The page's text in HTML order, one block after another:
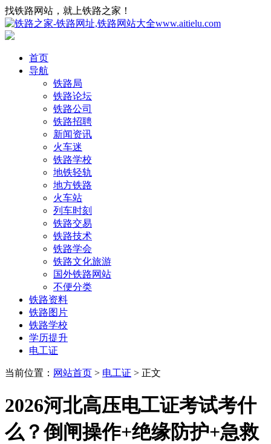
找铁路网站，就上铁路之家！
首页
导航
铁路局
铁路论坛
铁路公司
铁路招聘
新闻资讯
火车迷
铁路学校
地铁轻轨
地方铁路
火车站
列车时刻
铁路交易
铁路技术
铁路学会
铁路文化旅游
国外铁路网站
不便分类
铁路资料
铁路图片
铁路学校
学历提升
电工证
当前位置： 网站首页 > 电工证 > 正文
2026河北高压电工证考试考什
么？倒闸操作+绝缘防护+急救